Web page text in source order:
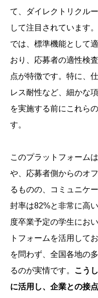
て、ダイレクトリクル
して注目されています
では、標準機能として
おり、応募者の適性検
点が特徴です。特に、
レス耐性など、細かな
を実施する前にこれら
す。
このプラットフォーム
や、応募者側からのオ
るものの、コミュニケ
封率は82%と非常に高
度卒業予定の学生にお
トフォームを活用して
を問わず、全国各地の
るのが実情です。 こう
に活用し、企業との接